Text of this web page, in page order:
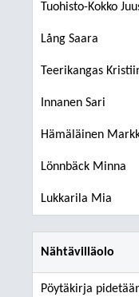
Tuohisto-Kokko
Lång Saara
Teerikangas
Innanen Sari
Hämäläinen
Lönnbäck Minna
Lukkarila Mia
Nähtävilläolo
Pöytäkirja